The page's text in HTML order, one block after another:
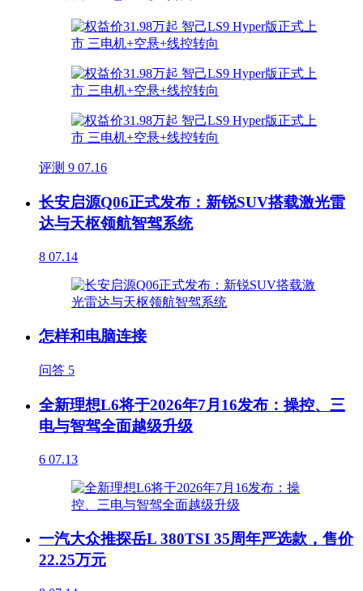
评测 9 07.16
长安启源Q06正式发布：新锐SUV搭载激光雷
达与天枢领航智驾系统
8 07.14
怎样和电脑连接
问答 5
全新理想L6将于2026年7月16发布：操控、三
电与智驾全面越级升级
6 07.13
一汽大众推探岳L 380TSI 35周年严选款，售价
22.25万元